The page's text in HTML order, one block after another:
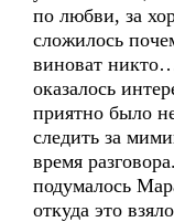
по любви, за
сложилось
виноват
оказалось
приятно было
следить за
время
подумалось
откуда это